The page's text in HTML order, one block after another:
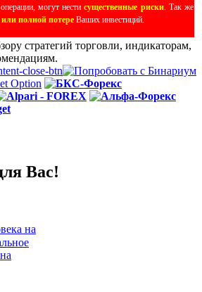
могут нестисущественные риски. Так же
полной потере Ваших инвестиций.
стратегий торговли, индикаторам,
Вас!